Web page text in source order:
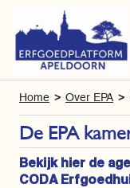
Home Over EPA
De EPA
Bekijk hier de
CODA